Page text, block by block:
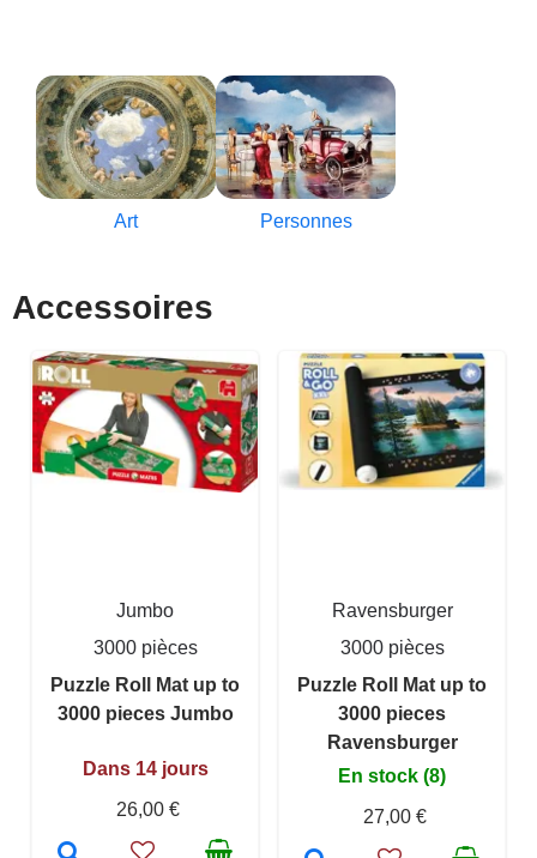
Art Personnes
Accessoires
Jumbo
3000 pièces
Puzzle Roll Mat up to
3000 pieces Jumbo
Dans 14 jours
26,00 €
Ravensburger
3000 pièces
Puzzle Roll Mat up to
3000 pieces
Ravensburger
En stock (8)
27,00 €